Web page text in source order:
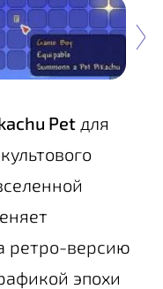
Pet для
ретро-версию
эпохи